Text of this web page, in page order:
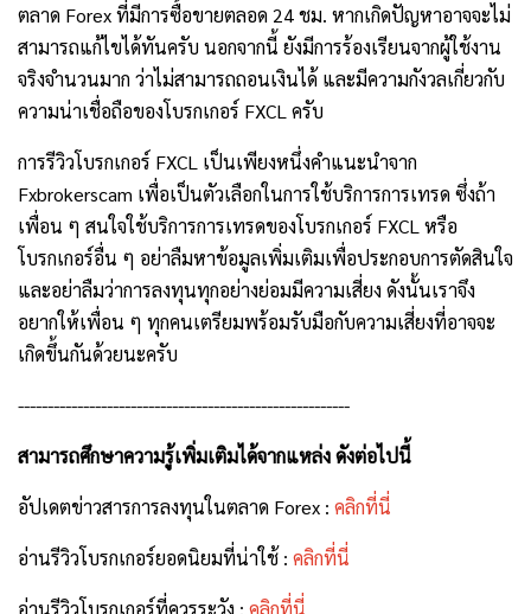
ตลาด Forex ที่มีการซื้อขายตลอด 24 ชม. หากเกิดปัญหาอาจจะไม่
สามารถแก้ไขได้ทันครับ นอกจากนี้ ยังมีการร้องเรียนจากผู้ใช้งาน
จริงจำนวนมาก ว่าไม่สามารถถอนเงินได้ และมีความกังวลเกี่ยวกับ
ความน่าเชื่อถือของโบรกเกอร์ FXCL ครับ
การรีวิวโบรกเกอร์ FXCL เป็นเพียงหนึ่งคำแนะนำจาก
Fxbrokerscam เพื่อเป็นตัวเลือกในการใช้บริการการเทรด ซึ่งถ้า
เพื่อน ๆ สนใจใช้บริการการเทรดของโบรกเกอร์ FXCL หรือ
โบรกเกอร์อื่น ๆ อย่าลืมหาข้อมูลเพิ่มเติมเพื่อประกอบการตัดสินใจ
และอย่าลืมว่าการลงทุนทุกอย่างย่อมมีความเสี่ยง ดังนั้นเราจึง
อยากให้เพื่อน ๆ ทุกคนเตรียมพร้อมรับมือกับความเสี่ยงที่อาจจะ
เกิดขึ้นกันด้วยนะครับ
--------------------------------------------------------
สามารถศึกษาความรู้เพิ่มเติมได้จากแหล่ง ดังต่อไปนี้
อัปเดตข่าวสารการลงทุนในตลาด Forex : คลิกที่นี่
อ่านรีวิวโบรกเกอร์ยอดนิยมที่น่าใช้ : คลิกที่นี่
อ่านรีวิวโบรกเกอร์ที่ควรระวัง : คลิกที่นี่